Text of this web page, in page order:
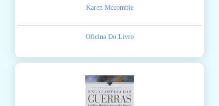
Karen Mccombie
Oficina Do Livro